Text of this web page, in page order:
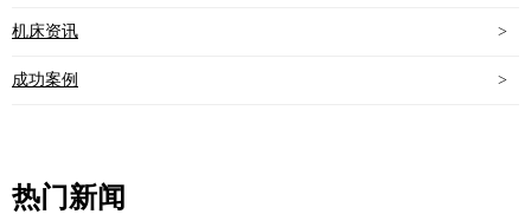
机床资讯 >
成功案例 >
热门新闻